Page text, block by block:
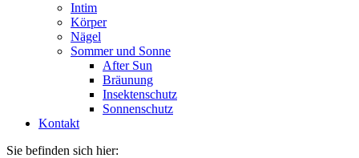
Intim
Körper
Nägel
Sommer und Sonne
After Sun
Bräunung
Insektenschutz
Sonnenschutz
Kontakt
Sie befinden sich hier: